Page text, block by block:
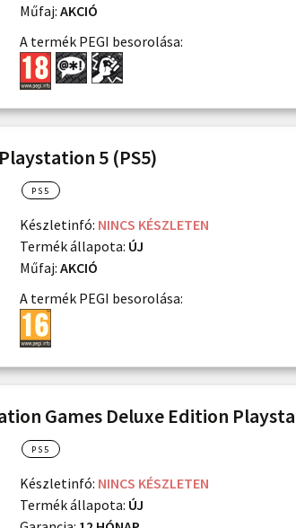
Műfaj: AKCIÓ
A termék PEGI besorolása:
5 (PS5)
PS5
Készletinfó: NINCS KÉSZLETEN
Termék állapota: ÚJ
Műfaj: AKCIÓ
A termék PEGI besorolása:
Games Deluxe Edition
PS5
Készletinfó: NINCS KÉSZLETEN
Termék állapota: ÚJ